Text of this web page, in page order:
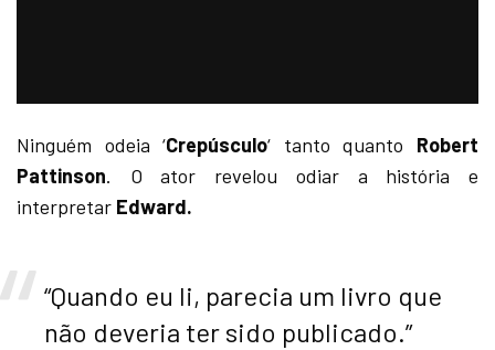
Ninguém odeia ‘Crepúsculo‘ tanto quanto Robert
Pattinson. O ator revelou odiar a história e
interpretar Edward.
“Quando eu li, parecia um livro que
não deveria ter sido publicado.”